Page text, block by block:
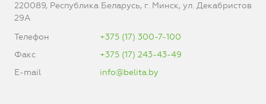
220089, Республика Беларусь, г. Минск, ул. Декабристов
29А
Телефон
+375 (17) 300-7-100
Факс
+375 (17) 243-43-49
E-mail
info@belita.by